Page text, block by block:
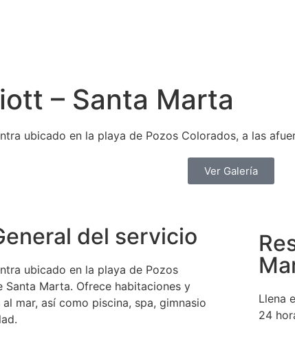
– Santa Marta
ubicado en la playa de Pozos Colorados, a las
Ver Galería
del servicio
ubicado en la playa de Pozos
Santa Marta. Ofrece habitaciones y
mar, así como piscina, spa, gimnasio
Llena
24